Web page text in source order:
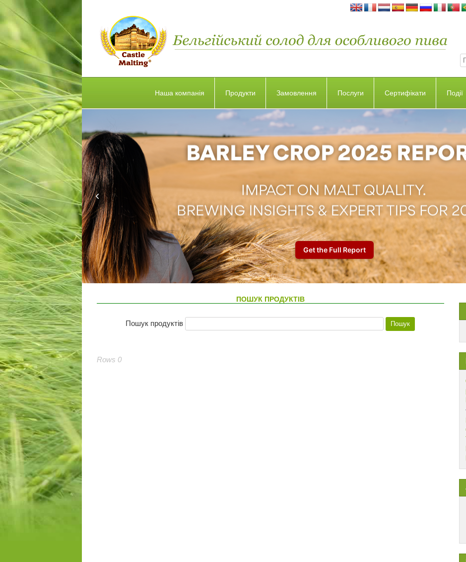
Наша компанія Продукти Замовлення Послуги Сертифікати Події
ПОШУК ПРОДУКТІВ
Пошук продуктів
Rows 0